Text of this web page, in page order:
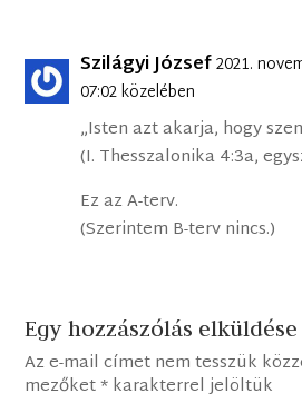
Szilágyi József2021.
07:02 közelében
„Isten azt akarja, hogy
(I. Thesszalonika 4:3a,
Ez az A-terv.
(Szerintem B-terv nincs.)
Egy hozzászólás elküldése
Az e-mail címet nem tesszük
mezőket*karakterrel jelöltük